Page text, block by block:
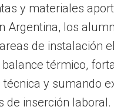
y materiales
Argentina, los
de instalación
térmico,
y sumando
de inserción laboral.